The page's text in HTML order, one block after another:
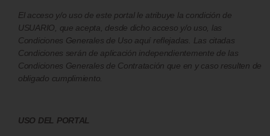
El acceso y/o uso de este portal le atribuye la condición de
USUARIO, que acepta, desde dicho acceso y/o uso, las
Condiciones Generales de Uso aquí reflejadas. Las citadas
Condiciones serán de aplicación independientemente de las
Condiciones Generales de Contratación que en y caso resulten de
obligado cumplimiento.
USO DEL PORTAL